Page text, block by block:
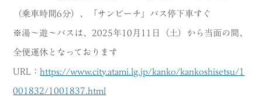
（乗車時間6分）、「サンビーチ」バス停下車すぐ
※湯～遊～バスは、2025年10月11日（土）から当面の間、
全便運休となっております
URL：https://www.city.atami.lg.jp/kanko/kankoshisetsu/1
001832/1001837.html